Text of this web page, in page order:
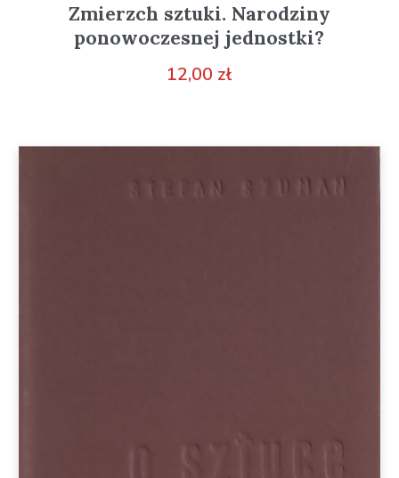
Zmierzch sztuki. Narodziny
ponowoczesnej jednostki?
12,00 zł